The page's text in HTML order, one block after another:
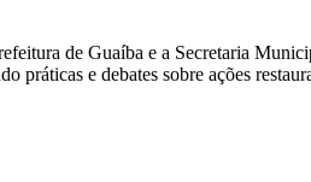
de Guaíba e a Secretaria
e debates sobre ações